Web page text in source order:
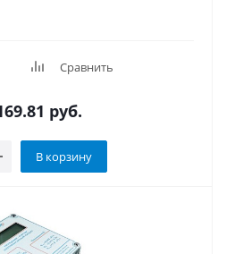
Сравнить
руб.
В корзину